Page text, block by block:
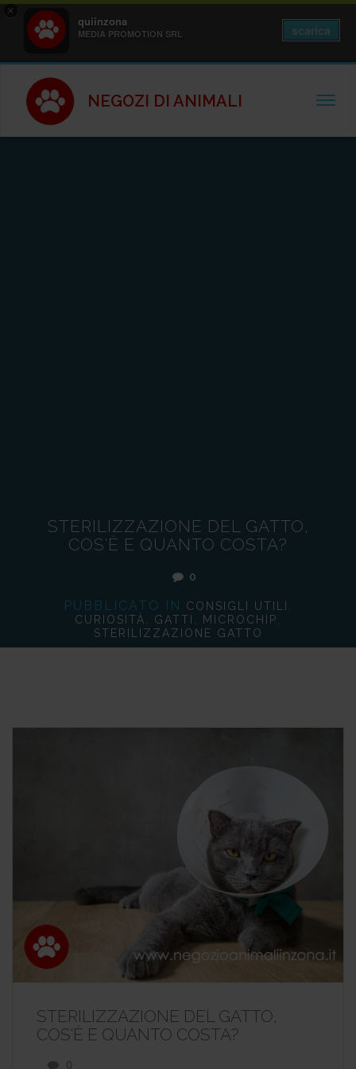
×
quiinzona
MEDIA PROMOTION SRL scarica
NEGOZI DI ANIMALI
STERILIZZAZIONE DEL GATTO,
COS’È E QUANTO COSTA?
0
PUBBLICATO IN CONSIGLI UTILI ,
CURIOSITÀ, GATTI , MICROCHIP,
STERILIZZAZIONE GATTO
STERILIZZAZIONE DEL GATTO,
COS’È E QUANTO COSTA?
0